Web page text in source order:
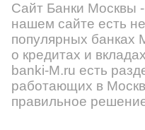
Сайт Банки Москвы
нашем сайте есть
популярных
о кредитах и
banki-M.ru есть
работающих в
правильное